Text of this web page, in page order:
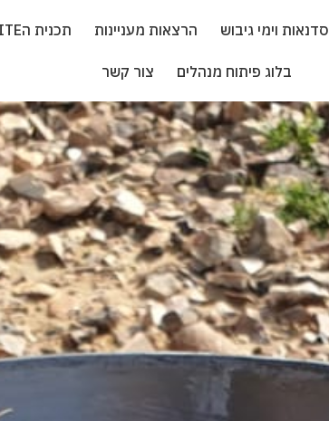
סדנאות וימי גיבוש הרצאות מעניינות תכנית הELITE
בלוג פיתוח מנהלים צור קשר